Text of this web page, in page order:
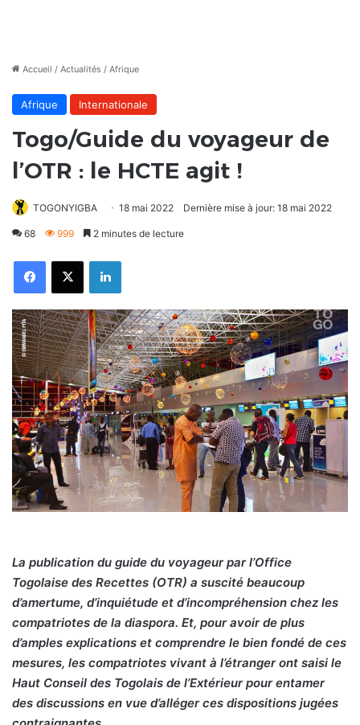
Accueil / Actualités / Afrique
Afrique Internationale
Togo/Guide du voyageur de
l’OTR : le HCTE agit !
TOGONYIGBA 18 mai 2022 Dernière mise à jour: 18 mai 2022
68 999 2 minutes de lecture
FacebookX Linkedin
La publication du guide du voyageur par l’Office
Togolaise des Recettes (OTR) a suscité beaucoup
d’amertume, d’inquiétude et d’incompréhension chez les
compatriotes de la diaspora. Et, pour avoir de plus
d’amples explications et comprendre le bien fondé de ces
mesures, les compatriotes vivant à l’étranger ont saisi le
Haut Conseil des Togolais de l’Extérieur pour entamer
des discussions en vue d’alléger ces dispositions jugées